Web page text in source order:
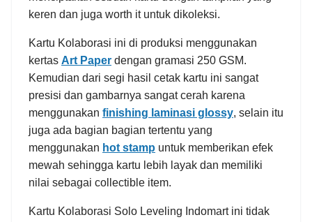
keren dan juga worth it untuk dikoleksi.
Kartu Kolaborasi ini di produksi menggunakan
kertas Art Paper dengan gramasi 250 GSM.
Kemudian dari segi hasil cetak kartu ini sangat
presisi dan gambarnya sangat cerah karena
menggunakan finishing laminasi glossy, selain itu
juga ada bagian bagian tertentu yang
menggunakan hot stamp untuk memberikan efek
mewah sehingga kartu lebih layak dan memiliki
nilai sebagai collectible item.
Kartu Kolaborasi Solo Leveling Indomart ini tidak